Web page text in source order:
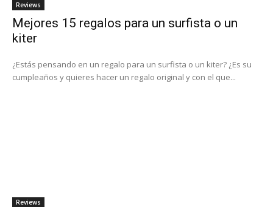
Reviews
Mejores 15 regalos para un surfista o un
kiter
¿Estás pensando en un regalo para un surfista o un kiter? ¿Es su
cumpleaños y quieres hacer un regalo original y con el que...
Reviews